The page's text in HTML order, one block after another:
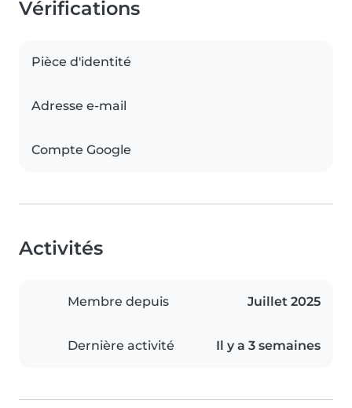
Vérifications
Pièce d'identité
Adresse e-mail
Compte Google
Activités
Membre depuis Juillet 2025
Dernière activité Il y a 3 semaines